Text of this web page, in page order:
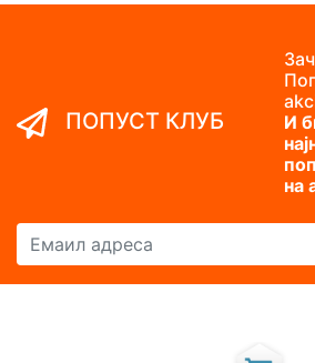
ПОПУСТ КЛУБ
И
на
Емаил адреса